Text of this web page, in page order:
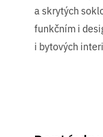
a skrytých
funkčním i
i bytových